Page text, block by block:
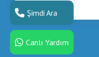
Şimdi Ara
Canlı Yardım